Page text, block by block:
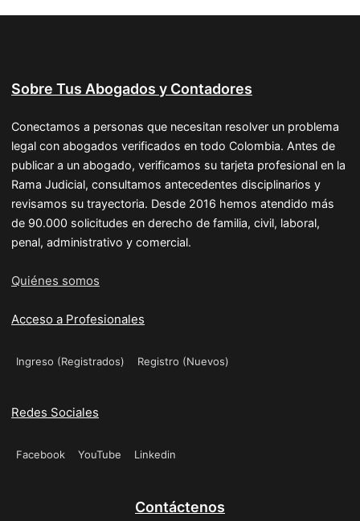
Sobre Tus Abogados y Contadores
Conectamos a personas que necesitan resolver un problema
legal con abogados verificados en todo Colombia. Antes de
publicar a un abogado, verificamos su tarjeta profesional en la
Rama Judicial, consultamos antecedentes disciplinarios y
revisamos su trayectoria. Desde 2016 hemos atendido más
de 90.000 solicitudes en derecho de familia, civil, laboral,
penal, administrativo y comercial.
Quiénes somos
Acceso a Profesionales
Ingreso (Registrados) Registro (Nuevos)
Redes Sociales
Facebook YouTube Linkedin
Contáctenos